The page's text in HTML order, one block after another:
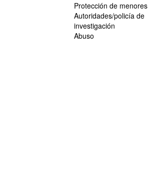
Protección de menores
Autoridades/policía de
investigación
Abuso